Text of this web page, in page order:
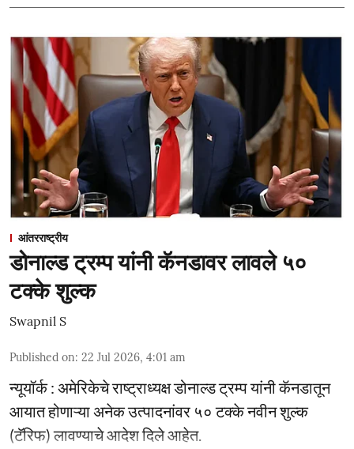
आंतरराष्ट्रीय
डोनाल्ड ट्रम्प यांनी कॅनडावर लावले ५०
टक्के शुल्क
Swapnil S
Published on: 22 Jul 2026, 4:01 am
न्यूयॉर्क : अमेरिकेचे राष्ट्राध्यक्ष डोनाल्ड ट्रम्प यांनी कॅनडातून
आयात होणाऱ्या अनेक उत्पादनांवर ५० टक्के नवीन शुल्क
(टॅरिफ) लावण्याचे आदेश दिले आहेत.